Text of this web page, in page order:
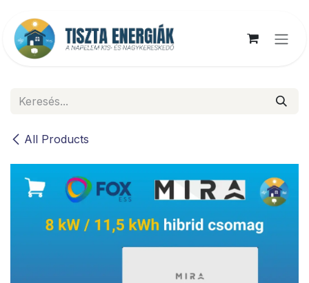
All Products